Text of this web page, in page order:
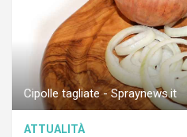
Cipolle tagliate - Spraynews.it
ATTUALITÀ